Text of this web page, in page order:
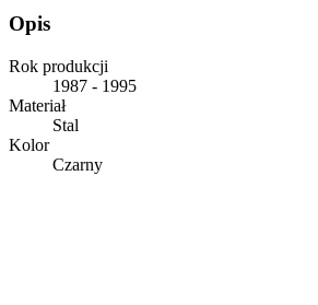
Opis
Rok produkcji
1987 - 1995
Materiał
Stal
Kolor
Czarny